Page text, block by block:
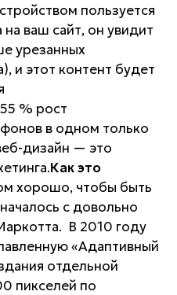
пользуется
ваш сайт, он увидит
урезанных
и этот контент будет
% рост
в одном только
дизайн — это
Как это
хорошо, чтобы быть
с довольно
В 2010 году
«Адаптивный
отдельной
пикселей по